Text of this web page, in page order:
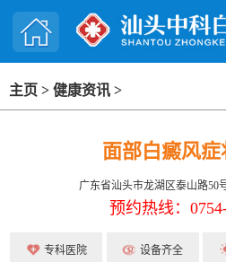
主页 > 健康资讯 >
面部白癜风
广东省汕头市龙湖区泰山路50
预约热线：
专科医院 设备齐全